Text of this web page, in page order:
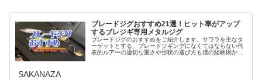
ブレードジグおすすめ21選！ヒット率がアップ
するブレジギ専用メタルジグ
ブレードジグのおすすめをご紹介します。サワラを主なタ
ーゲットとする、ブレードジギングになくてはならない代
表的ルアーの適切な重さや形状の選び方も僕の経験則から
SAKANAZA